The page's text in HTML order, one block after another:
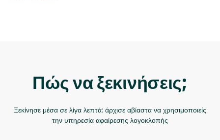
Πώς να ξεκινήσεις;
Ξεκίνησε μέσα σε λίγα λεπτά: άρχισε αβίαστα να χρησιμοποιείς
την υπηρεσία αφαίρεσης λογοκλοπής